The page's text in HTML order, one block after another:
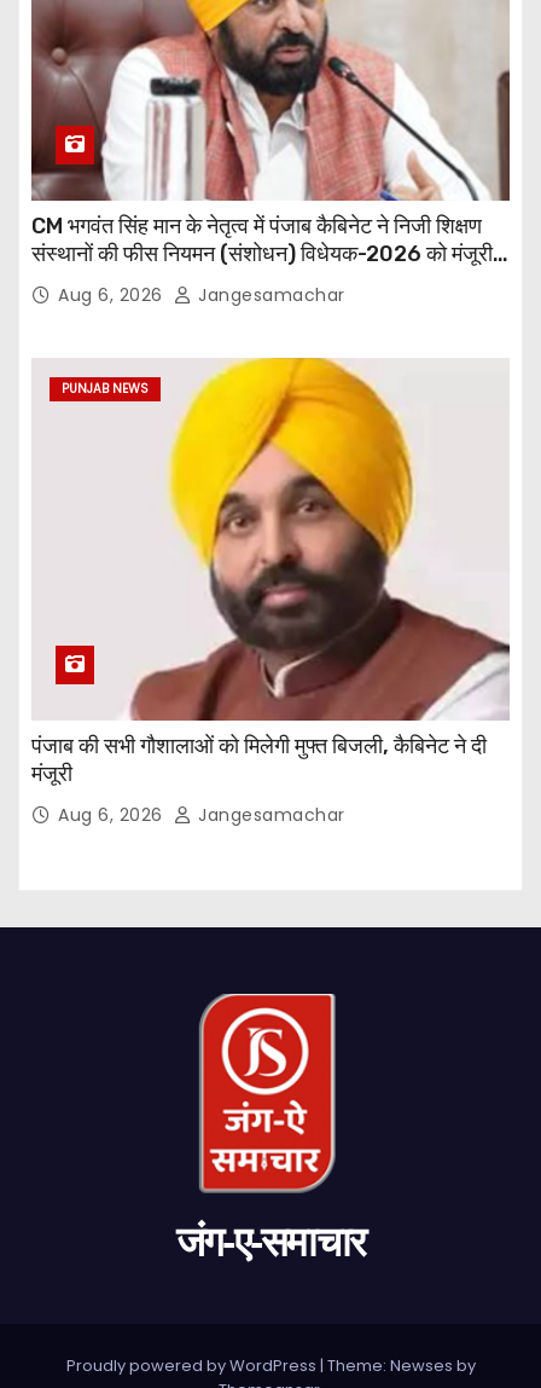
CM भगवंत सिंह मान के नेतृत्व में पंजाब कैबिनेट ने निजी शिक्षण
संस्थानों की फीस नियमन (संशोधन) विधेयक-2026 को मंजूरी
दी Aug 6, 2026 Jangesamachar
PUNJAB NEWS
पंजाब की सभी गौशालाओं को मिलेगी मुफ्त बिजली, कैबिनेट ने दी
मंजूरी
Aug 6, 2026 Jangesamachar
जंग-ए-समाचार
Proudly powered by WordPress | Theme: Newses by